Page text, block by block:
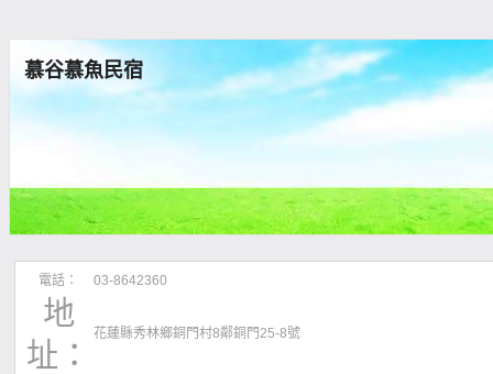
慕谷慕魚民宿
電話： 03-8642360
地
址：
花蓮縣秀林鄉銅門村8鄰銅門25-8號